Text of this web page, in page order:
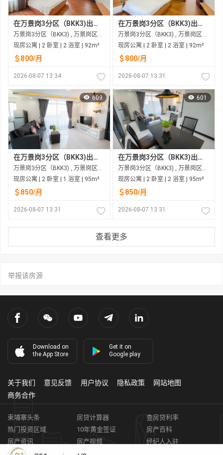
在万景岗3分区（BKK3)出租的现房公寓
万景岗3分区（BKK3) , 万景岗区（BKK) , 金边市
现房公寓 | 2 卧室 | 2 浴室 | 92m²
＄800/月
2026-08-07 13:34
在万景岗3分区（BKK3)出租的现房公寓
万景岗3分区（BKK3) , 万景岗区（BKK) , 金边市
现房公寓 | 2 卧室 | 2 浴室 | 92m²
＄800/月
2026-08-07 13:31
609
在万景岗3分区（BKK3)出租的现房公寓
万景岗3分区（BKK3) , 万景岗区（BKK) , 金边市
现房公寓 | 2 卧室 | 1 浴室 | 95m²
＄850/月
2026-08-07 13:31
601
在万景岗3分区（BKK3)出租的现房公寓
万景岗3分区（BKK3) , 万景岗区（BKK) , 金边市
现房公寓 | 2 卧室 | 2 浴室 | 95m²
＄850/月
2026-08-07 13:31
查看更多
举报该房源
Download on
the App Store
Get it on
Google play
关于我们 意见反馈 用户协议 隐私政策
网站地图
商务合作
柬埔寨头条 房贷计算器
查房贷利率
热门投资区域
10年黄金签证
房产百科
房产资讯
房产视频
经纪人入驻
获取客资
柬埔寨房地产APP